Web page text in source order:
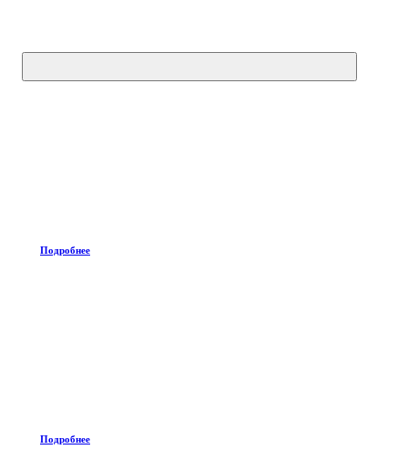
Подробнее
Подробнее